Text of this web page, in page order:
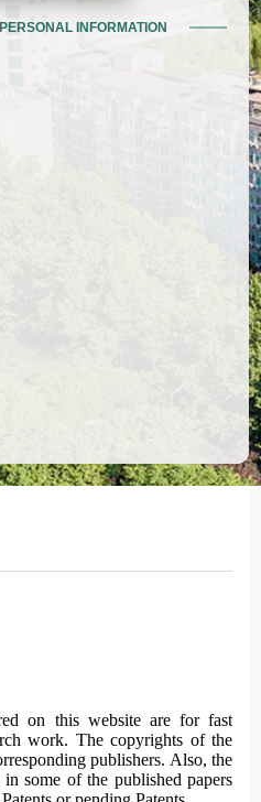
PERSONAL INFORMATION